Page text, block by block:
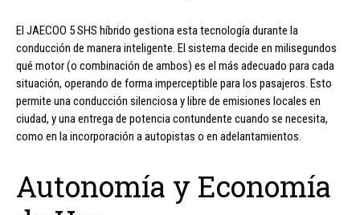
El JAECOO 5 SHS híbrido gestiona esta tecnología durante la
conducción de manera inteligente. El sistema decide en milisegundos
qué motor (o combinación de ambos) es el más adecuado para cada
situación, operando de forma imperceptible para los pasajeros. Esto
permite una conducción silenciosa y libre de emisiones locales en
ciudad, y una entrega de potencia contundente cuando se necesita,
como en la incorporación a autopistas o en adelantamientos.
Autonomía y Economía